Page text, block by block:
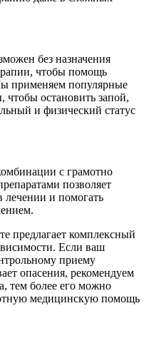
без назначения
чтобы помощь
применяем популярные
чтобы остановить запой,
и физический статус
с грамотно
позволяет
лечении и помогать
предлагает комплексный
Если ваш
приему
опасения, рекомендуем
тем более его можно
медицинскую помощь